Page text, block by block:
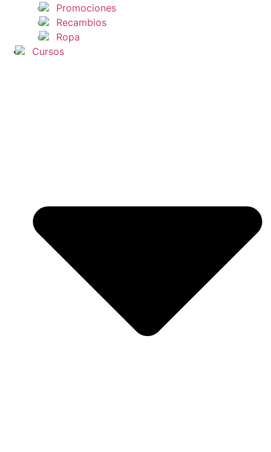
Promociones
Recambios
Ropa
Cursos